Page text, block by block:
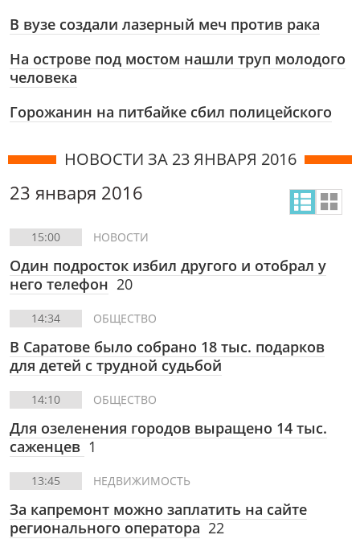
В вузе создали лазерный меч против рака
На острове под мостом нашли труп молодого
человека
Горожанин на питбайке сбил полицейского
НОВОСТИ ЗА 23 ЯНВАРЯ 2016
23 января 2016
15:00 НОВОСТИ
Один подросток избил другого и отобрал у
него телефон 20
14:34 ОБЩЕСТВО
В Саратове было собрано 18 тыс. подарков
для детей с трудной судьбой
14:10 ОБЩЕСТВО
Для озеленения городов выращено 14 тыс.
саженцев 1
13:45 НЕДВИЖИМОСТЬ
За капремонт можно заплатить на сайте
регионального оператора 22